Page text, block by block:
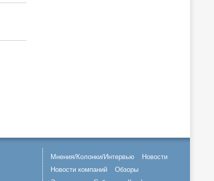
Мнения/Колонки/Интервью
Новости
Новости компаний
Обзоры